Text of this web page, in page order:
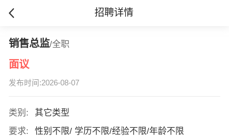
招聘详情
销售总监/全职
面议
发布时间:2026-08-07
类别:
其它类型
要求:
性别不限/ 学历不限/经验不限/年龄不限